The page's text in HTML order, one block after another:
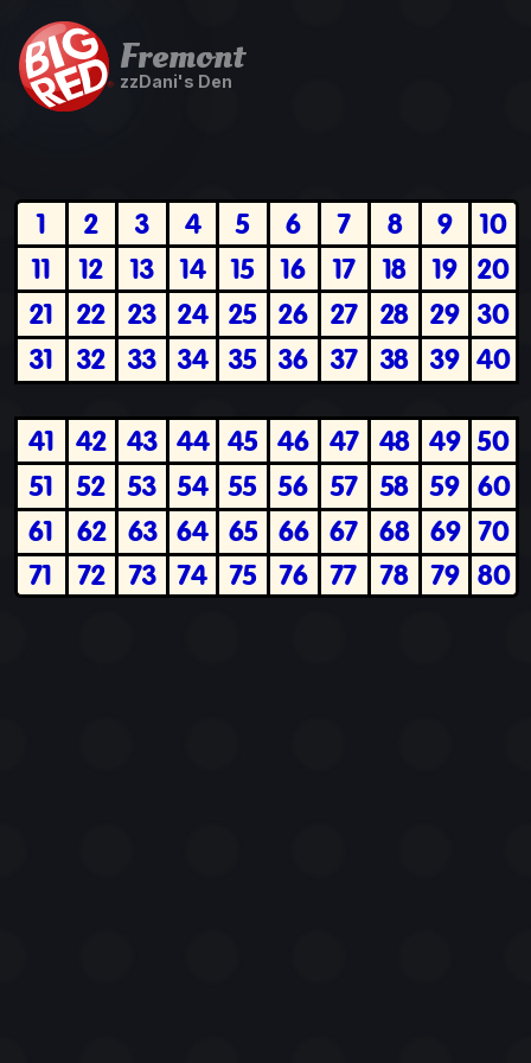
Fremont
zzDani's Den
1 2 3 4 5 6 7 8 9
10
11
12 13 14 15 16 17 18 19 20
21
22 23 24 25 26 27 28 29 30
31
32 33 34 35 36 37 38 39 40
41 42 43 44 45 46 47 48 49 50
51
52 53 54 55 56 57 58 59 60
61
62 63 64 65 66 67 68 69 70
71
72 73 74 75 76 77 78 79 80